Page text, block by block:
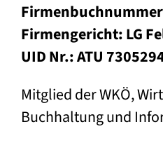
Firmengericht: LG
UID Nr.: ATU
Mitglied der WKÖ,
Buchhaltung und